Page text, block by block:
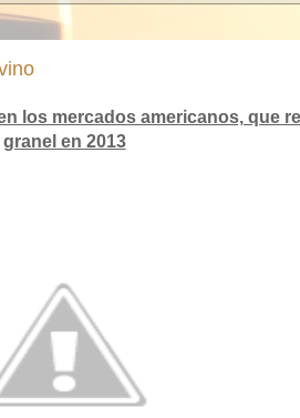
los mercados americanos, que
granel en 2013